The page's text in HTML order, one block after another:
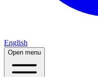
English
Open menu